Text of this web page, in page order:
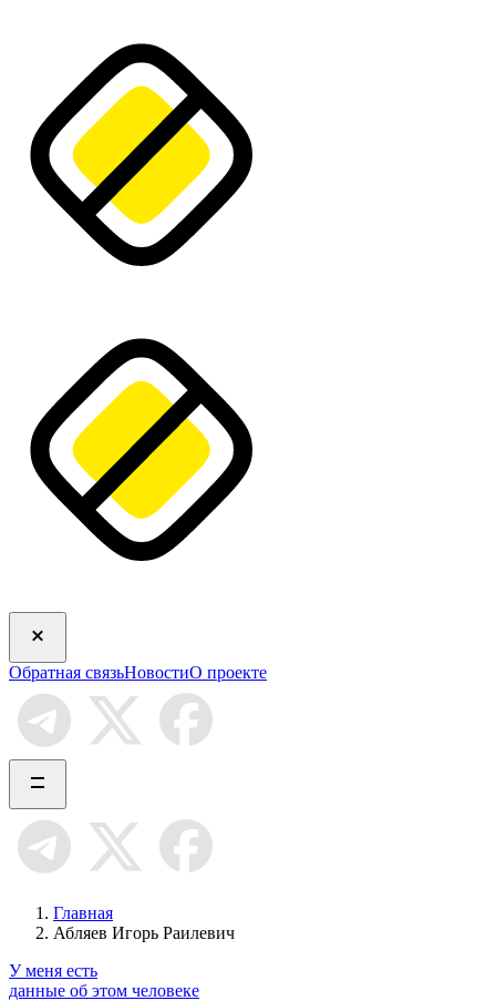
Обратная связьНовостиО проекте
Главная
Абляев Игорь Раилевич
У меня есть
данные об этом человеке